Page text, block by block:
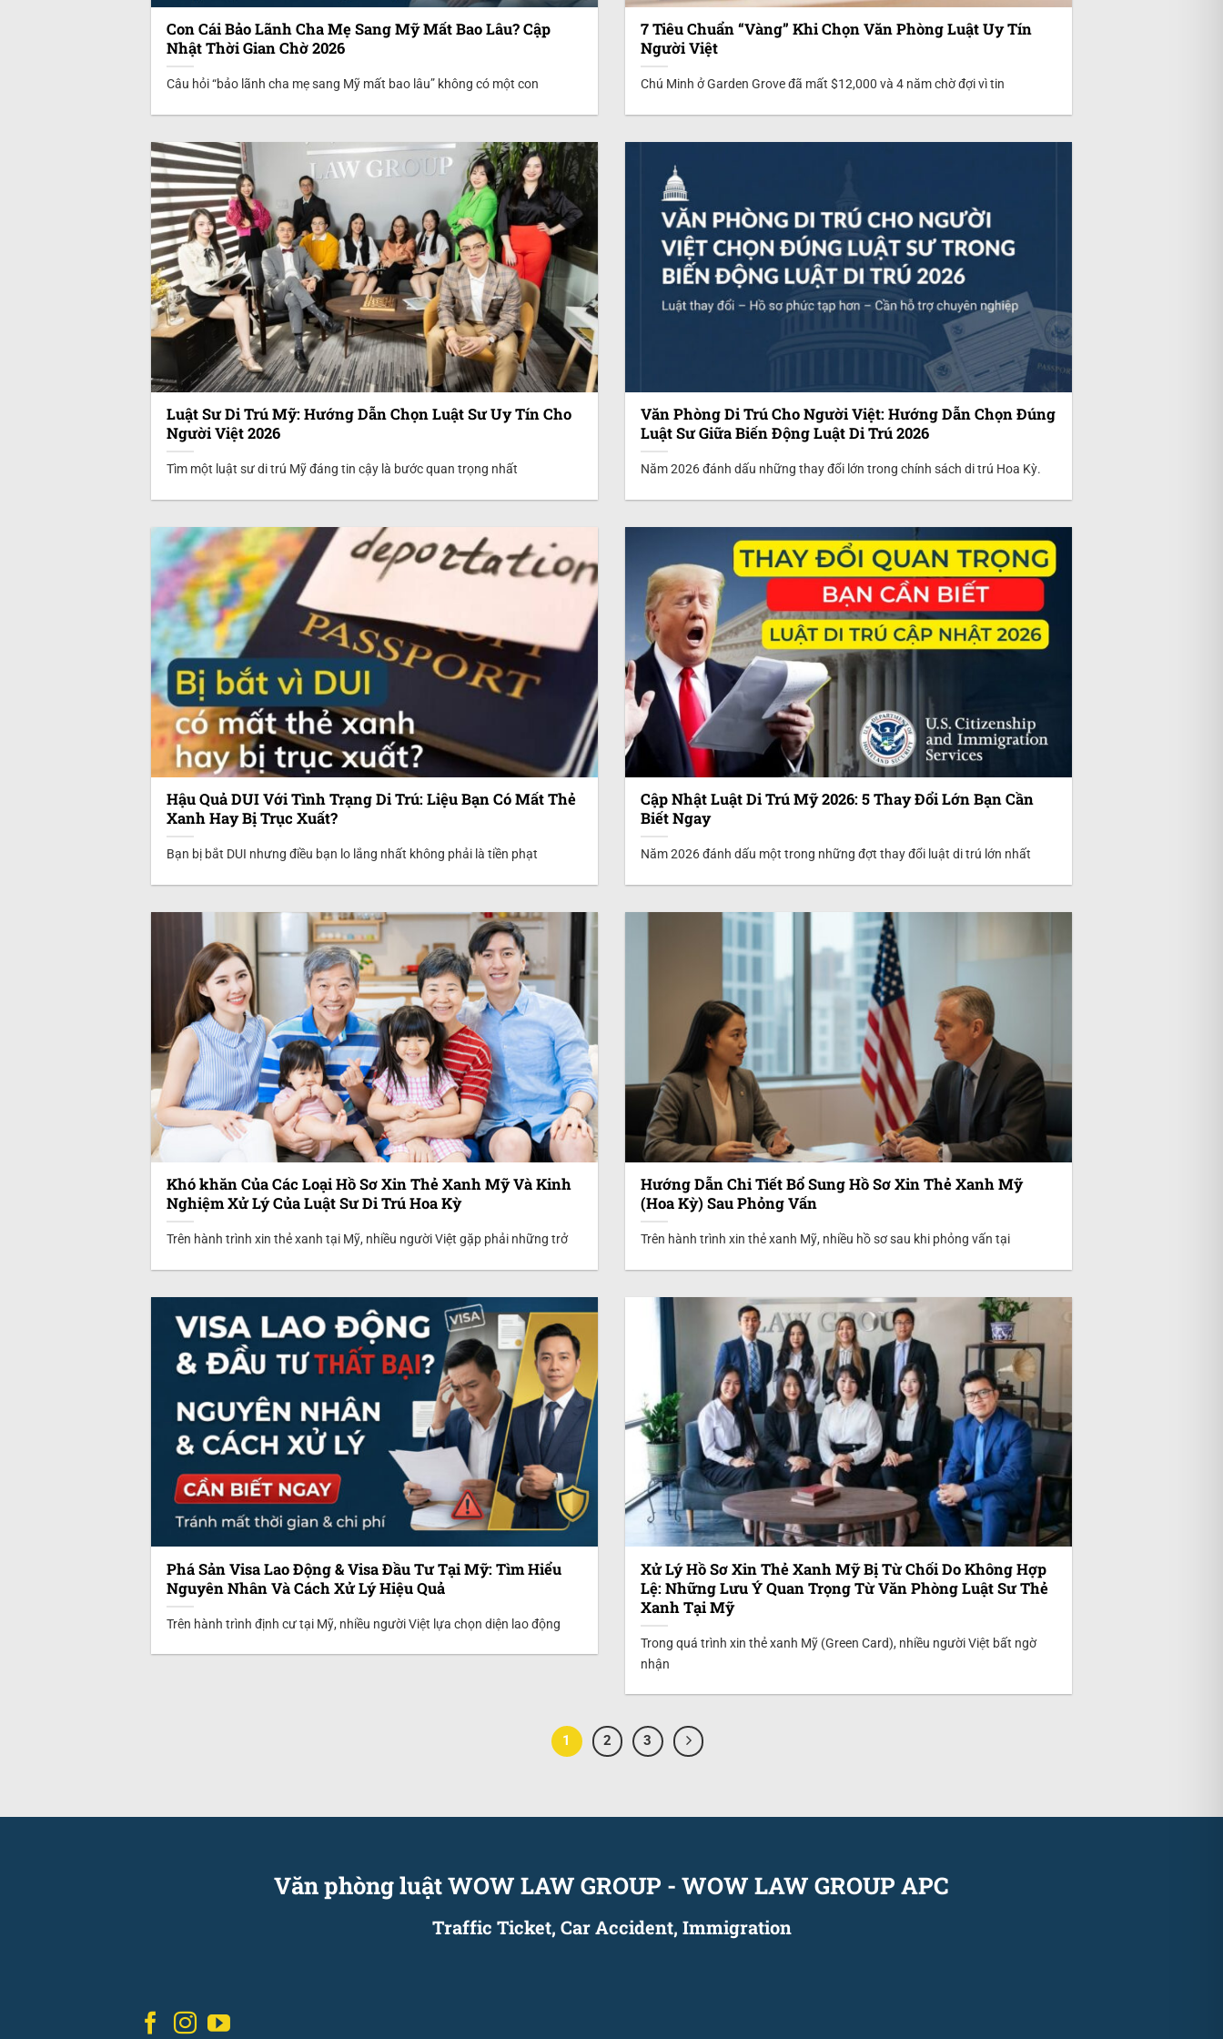
Con Cái Bảo Lãnh Cha Mẹ Sang Mỹ Mất Bao Lâu? Cập
Nhật Thời Gian Chờ 2026
Câu hỏi “bảo lãnh cha mẹ sang Mỹ mất bao lâu” không có một con
7 Tiêu Chuẩn “Vàng” Khi Chọn Văn Phòng Luật Uy Tín
Người Việt
Chú Minh ở Garden Grove đã mất $12,000 và 4 năm chờ đợi vì tin
Luật Sư Di Trú Mỹ: Hướng Dẫn Chọn Luật Sư Uy Tín Cho
Người Việt 2026
Tìm một luật sư di trú Mỹ đáng tin cậy là bước quan trọng nhất
Văn Phòng Di Trú Cho Người Việt: Hướng Dẫn Chọn Đúng
Luật Sư Giữa Biến Động Luật Di Trú 2026
Năm 2026 đánh dấu những thay đổi lớn trong chính sách di trú Hoa Kỳ.
Hậu Quả DUI Với Tình Trạng Di Trú: Liệu Bạn Có Mất Thẻ
Xanh Hay Bị Trục Xuất?
Bạn bị bắt DUI nhưng điều bạn lo lắng nhất không phải là tiền phạt
Cập Nhật Luật Di Trú Mỹ 2026: 5 Thay Đổi Lớn Bạn Cần
Biết Ngay
Năm 2026 đánh dấu một trong những đợt thay đổi luật di trú lớn nhất
Khó khăn Của Các Loại Hồ Sơ Xin Thẻ Xanh Mỹ Và Kinh
Nghiệm Xử Lý Của Luật Sư Di Trú Hoa Kỳ
Trên hành trình xin thẻ xanh tại Mỹ, nhiều người Việt gặp phải những trở
Hướng Dẫn Chi Tiết Bổ Sung Hồ Sơ Xin Thẻ Xanh Mỹ
(Hoa Kỳ) Sau Phỏng Vấn
Trên hành trình xin thẻ xanh Mỹ, nhiều hồ sơ sau khi phỏng vấn tại
Phá Sản Visa Lao Động & Visa Đầu Tư Tại Mỹ: Tìm Hiểu
Nguyên Nhân Và Cách Xử Lý Hiệu Quả
Trên hành trình định cư tại Mỹ, nhiều người Việt lựa chọn diện lao động
Xử Lý Hồ Sơ Xin Thẻ Xanh Mỹ Bị Từ Chối Do Không Hợp
Lệ: Những Lưu Ý Quan Trọng Từ Văn Phòng Luật Sư Thẻ
Xanh Tại Mỹ
Trong quá trình xin thẻ xanh Mỹ (Green Card), nhiều người Việt bất ngờ
nhận
1 2 3
Văn phòng luật WOW LAW GROUP - WOW LAW GROUP APC
Traffic Ticket, Car Accident, Immigration